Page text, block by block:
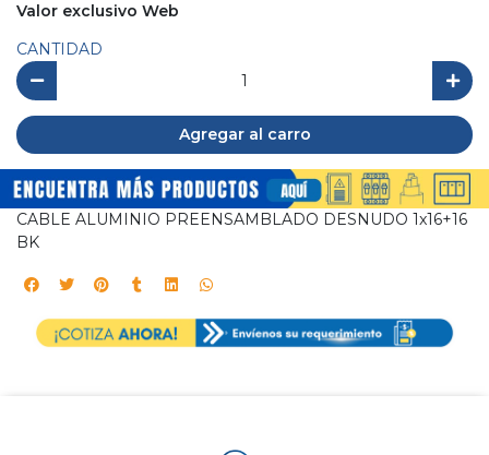
Valor exclusivo Web
CANTIDAD
Agregar al carro
CABLE ALUMINIO PREENSAMBLADO DESNUDO 1x16+16
BK